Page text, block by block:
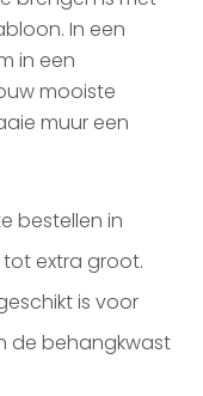
In een
in een
mooiste
muur een
bestellen in
extra groot.
is voor
de behangkwast